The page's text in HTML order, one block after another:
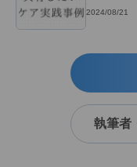
2024/08/21
執筆者